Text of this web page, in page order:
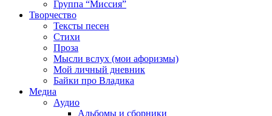
Группа “Миссия”
Творчество
Тексты песен
Стихи
Проза
Мысли вслух (мои афоризмы)
Мой личный дневник
Байки про Владика
Медиа
Аудио
Альбомы и сборники